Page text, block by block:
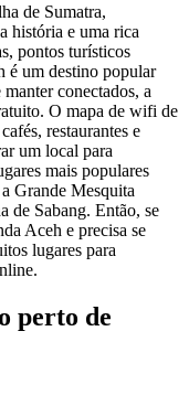
de Sumatra,
história e uma rica
pontos turísticos
é um destino popular
conectados, a
O mapa de wifi de
restaurantes e
um local para
mais populares
Grande Mesquita
de Sabang. Então, se
Aceh e precisa se
lugares para
perto de